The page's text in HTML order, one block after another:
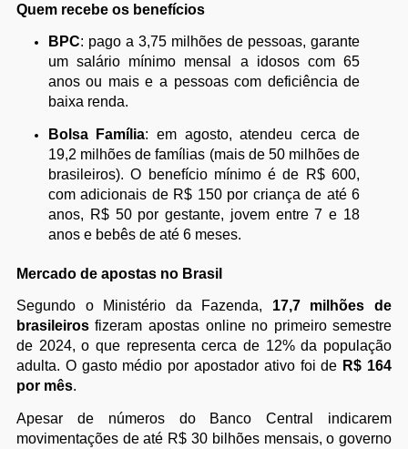
Quem recebe os benefícios
BPC: pago a 3,75 milhões de pessoas, garante
um salário mínimo mensal a idosos com 65
anos ou mais e a pessoas com deficiência de
baixa renda.
Bolsa Família: em agosto, atendeu cerca de
19,2 milhões de famílias (mais de 50 milhões de
brasileiros). O benefício mínimo é de R$ 600,
com adicionais de R$ 150 por criança de até 6
anos, R$ 50 por gestante, jovem entre 7 e 18
anos e bebês de até 6 meses.
Mercado de apostas no Brasil
Segundo o Ministério da Fazenda, 17,7 milhões de
brasileirosfizeram apostas online no primeiro semestre
de 2024, o que representa cerca de 12% da população
adulta. O gasto médio por apostador ativo foi de R$ 164
por mês.
Apesar de números do Banco Central indicarem
movimentações de até R$ 30 bilhões mensais, o governo